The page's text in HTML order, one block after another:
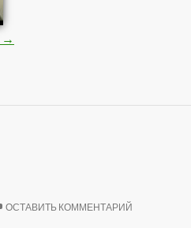
Фрики
→
ОСТАВИТЬ КОММЕНТАРИЙ